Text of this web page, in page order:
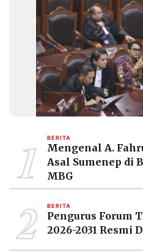
1 BERITA
Mengenal A.
Asal Sumenep di
MBG
2 BERITA
Pengurus Forum
2026-2031 Resmi